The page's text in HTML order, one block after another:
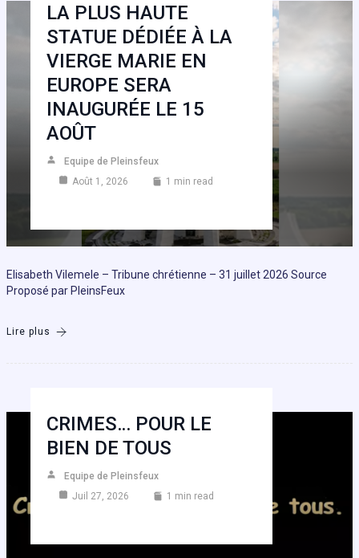
LA PLUS HAUTE
STATUE DÉDIÉE À LA
VIERGE MARIE EN
EUROPE SERA
INAUGURÉE LE 15
AOÛT
Equipe de Pleinsfeux
Août 1, 2026
1 min read
Elisabeth Vilemele – Tribune chrétienne – 31 juillet 2026 Source
Proposé par PleinsFeux
Lire plus
CRIMES… POUR LE
BIEN DE TOUS
Equipe de Pleinsfeux
Juil 27, 2026
1 min read